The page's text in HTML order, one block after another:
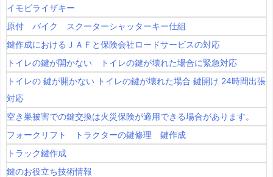
イモビライザキー
原付 バイク スクーターシャッターキー仕組
鍵作成におけるＪＡＦと保険会社ロードサービスの対応
トイレの鍵が開かない トイレの鍵が壊れた場合に緊急対応
トイレの 鍵が開かない トイレの鍵が壊れた場合 鍵開け 24時間出張
対応
空き巣被害での鍵交換は火災保険が適用できる場合があります。
フォークリフト トラクターの鍵修理 鍵作成
トラック鍵作成
鍵のお役立ち技術情報